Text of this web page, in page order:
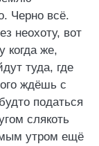
Черно всё.
неохоту, вот
когда же,
туда, где
ждёшь с
податься
слякоть
утром ещё